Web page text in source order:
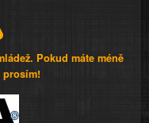
Pokud máte méně
prosím!